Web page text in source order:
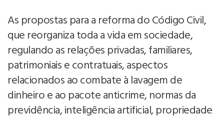
As propostas para a reforma do Código Civil,
que reorganiza toda a vida em sociedade,
regulando as relações privadas, familiares,
patrimoniais e contratuais, aspectos
relacionados ao combate à lavagem de
dinheiro e ao pacote anticrime, normas da
previdência, inteligência artificial, propriedade